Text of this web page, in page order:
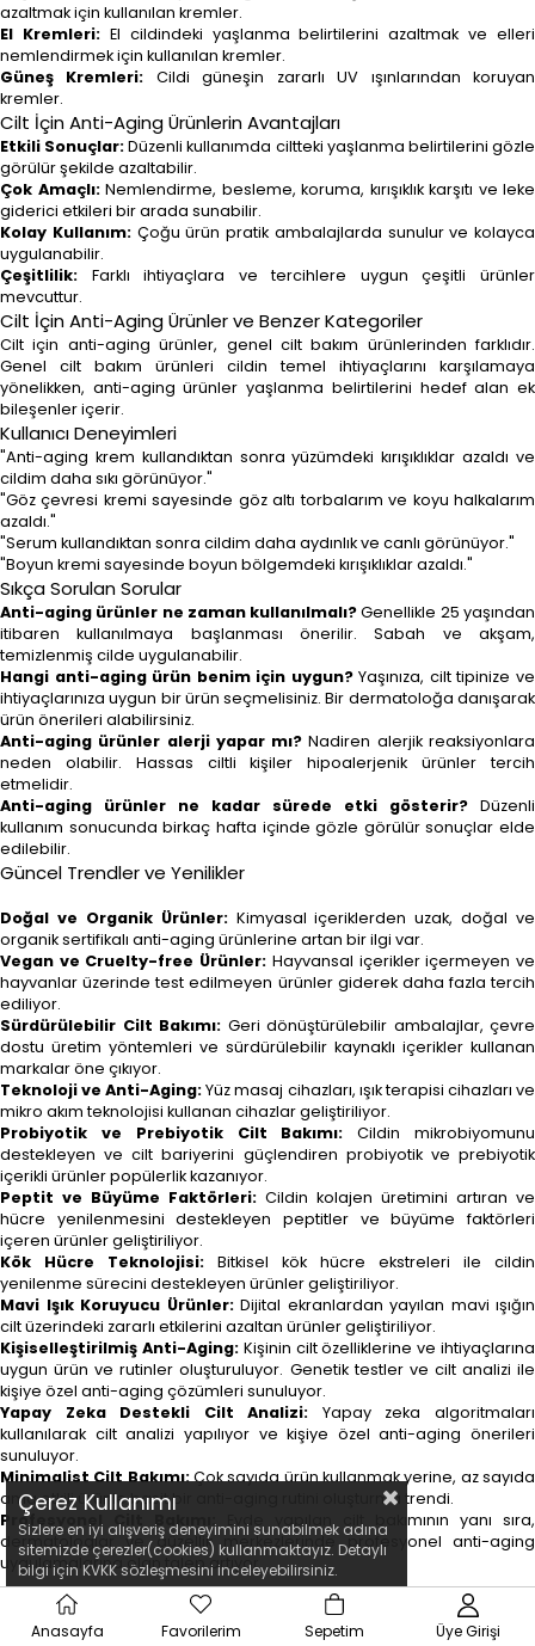
azaltmak için kullanılan kremler.
El Kremleri:El cildindeki yaşlanma belirtilerini azaltmak ve elleri
nemlendirmek için kullanılan kremler.
Güneş Kremleri: Cildi güneşin zararlı UV ışınlarından koruyan
kremler.
Cilt İçin Anti-Aging Ürünlerin Avantajları
Etkili Sonuçlar:Düzenli kullanımda ciltteki yaşlanma belirtilerini gözle
görülür şekilde azaltabilir.
Çok Amaçlı:Nemlendirme, besleme, koruma, kırışıklık karşıtı ve leke
giderici etkileri bir arada sunabilir.
Kolay Kullanım:Çoğu ürün pratik ambalajlarda sunulur ve kolayca
uygulanabilir.
Çeşitlilik: Farklı ihtiyaçlara ve tercihlere uygun çeşitli ürünler
mevcuttur.
Cilt İçin Anti-Aging Ürünler ve Benzer Kategoriler
Cilt için anti-aging ürünler, genel cilt bakım ürünlerinden farklıdır.
Genel cilt bakım ürünleri cildin temel ihtiyaçlarını karşılamaya
yönelikken, anti-aging ürünler yaşlanma belirtilerini hedef alan ek
bileşenler içerir.
Kullanıcı Deneyimleri
"Anti-aging krem kullandıktan sonra yüzümdeki kırışıklıklar azaldı ve
cildim daha sıkı görünüyor."
"Göz çevresi kremi sayesinde göz altı torbalarım ve koyu halkalarım
azaldı."
"Serum kullandıktan sonra cildim daha aydınlık ve canlı görünüyor."
"Boyun kremi sayesinde boyun bölgemdeki kırışıklıklar azaldı."
Sıkça Sorulan Sorular
Anti-aging ürünler ne zaman kullanılmalı?Genellikle 25 yaşından
itibaren kullanılmaya başlanması önerilir. Sabah ve akşam,
temizlenmiş cilde uygulanabilir.
Hangi anti-aging ürün benim için uygun?Yaşınıza, cilt tipinize ve
ihtiyaçlarınıza uygun bir ürün seçmelisiniz. Bir dermatoloğa danışarak
ürün önerileri alabilirsiniz.
Anti-aging ürünler alerji yapar mı? Nadiren alerjik reaksiyonlara
neden olabilir. Hassas ciltli kişiler hipoalerjenik ürünler tercih
etmelidir.
Anti-aging ürünler ne kadar sürede etki gösterir? Düzenli
kullanım sonucunda birkaç hafta içinde gözle görülür sonuçlar elde
edilebilir.
Güncel Trendler ve Yenilikler
Doğal ve Organik Ürünler:Kimyasal içeriklerden uzak, doğal ve
organik sertifikalı anti-aging ürünlerine artan bir ilgi var.
Vegan ve Cruelty-free Ürünler: Hayvansal içerikler içermeyen ve
hayvanlar üzerinde test edilmeyen ürünler giderek daha fazla tercih
ediliyor.
Sürdürülebilir Cilt Bakımı: Geri dönüştürülebilir ambalajlar, çevre
dostu üretim yöntemleri ve sürdürülebilir kaynaklı içerikler kullanan
markalar öne çıkıyor.
Teknoloji ve Anti-Aging:Yüz masaj cihazları, ışık terapisi cihazları ve
mikro akım teknolojisi kullanan cihazlar geliştiriliyor.
Probiyotik ve Prebiyotik Cilt Bakımı: Cildin mikrobiyomunu
destekleyen ve cilt bariyerini güçlendiren probiyotik ve prebiyotik
içerikli ürünler popülerlik kazanıyor.
Peptit ve Büyüme Faktörleri: Cildin kolajen üretimini artıran ve
hücre yenilenmesini destekleyen peptitler ve büyüme faktörleri
içeren ürünler geliştiriliyor.
Kök Hücre Teknolojisi: Bitkisel kök hücre ekstreleri ile cildin
yenilenme sürecini destekleyen ürünler geliştiriliyor.
Mavi Işık Koruyucu Ürünler:Dijital ekranlardan yayılan mavi ışığın
cilt üzerindeki zararlı etkilerini azaltan ürünler geliştiriliyor.
Kişiselleştirilmiş Anti-Aging:Kişinin cilt özelliklerine ve ihtiyaçlarına
uygun ürün ve rutinler oluşturuluyor. Genetik testler ve cilt analizi ile
kişiye özel anti-aging çözümleri sunuluyor.
Yapay Zeka Destekli Cilt Analizi: Yapay zeka algoritmaları
kullanılarak cilt analizi yapılıyor ve kişiye özel anti-aging önerileri
sunuluyor.
Minimalist Cilt Bakımı:Çok sayıda ürün kullanmak yerine, az sayıda
ama etkili ürünle basit bir anti-aging rutini oluşturma trendi.
Profesyonel Cilt Bakımı: Evde yapılan cilt bakımının yanı sıra,
dermatologlar ve güzellik merkezlerinde profesyonel anti-aging
uygulamalarına olan talep artıyor.
Çerez Kullanımı
Sizlere en iyi alışveriş deneyimini sunabilmek adına
sitemizde çerezler(cookies) kullanmaktayız. Detaylı
bilgi için KVKK sözleşmesini inceleyebilirsiniz.
Anasayfa Favorilerim Sepetim Üye Girişi